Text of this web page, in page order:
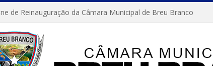
de Reinauguração da Câmara Municipal de Breu Branco